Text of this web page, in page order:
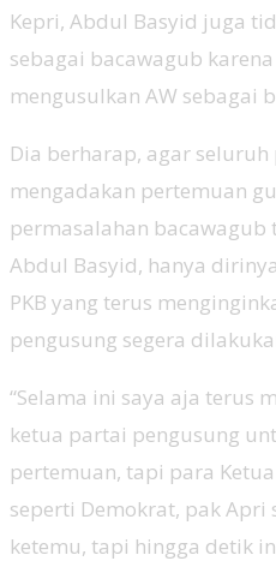
Kepri, Abdul Basyid juga
sebagai bacawagub
mengusulkan AW sebagai
Dia berharap, agar
mengadakan pertemuan
permasalahan bacawagub
Abdul Basyid, hanya
PKB yang terus
pengusung segera
“Selama ini saya aja terus
ketua partai pengusung
pertemuan, tapi para
seperti Demokrat, pak Apri
ketemu, tapi hingga detik